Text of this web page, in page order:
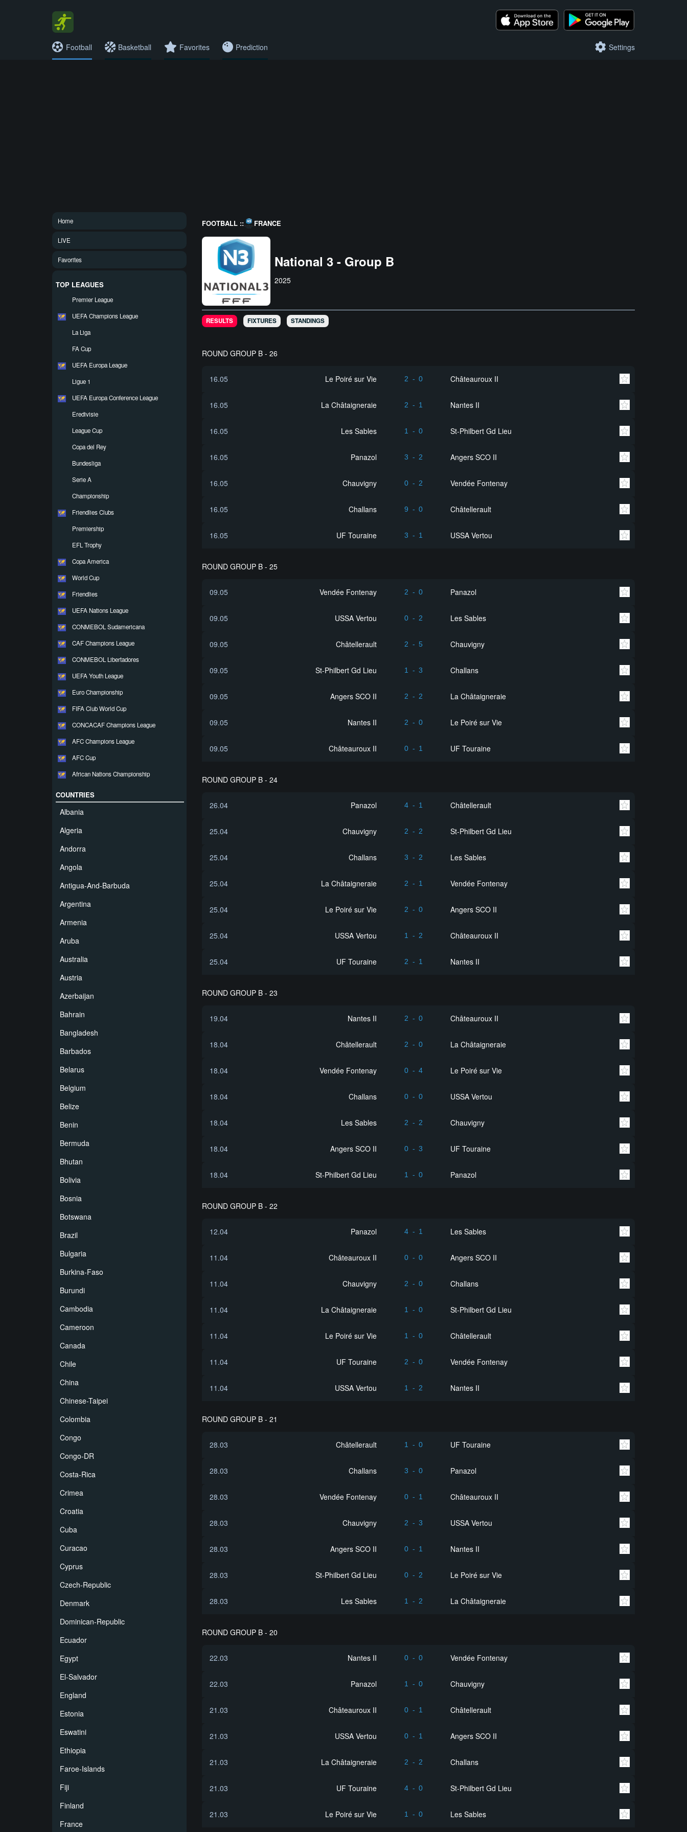
Football Basketball Favorites Prediction Settings
Home
LIVE
Favorites
TOP LEAGUES
Premier League
UEFA Champions League
La Liga
FA Cup
UEFA Europa League
Ligue 1
UEFA Europa Conference League
Eredivisie
League Cup
Copa del Rey
Bundesliga
Serie A
Championship
Friendlies Clubs
Premiership
EFL Trophy
Copa America
World Cup
Friendlies
UEFA Nations League
CONMEBOL Sudamericana
CAF Champions League
CONMEBOL Libertadores
UEFA Youth League
Euro Championship
FIFA Club World Cup
CONCACAF Champions League
AFC Champions League
AFC Cup
African Nations Championship
COUNTRIES
Albania
Algeria
Andorra
Angola
Antigua-And-Barbuda
Argentina
Armenia
Aruba
Australia
Austria
Azerbaijan
Bahrain
Bangladesh
Barbados
Belarus
Belgium
Belize
Benin
Bermuda
Bhutan
Bolivia
Bosnia
Botswana
Brazil
Bulgaria
Burkina-Faso
Burundi
Cambodia
Cameroon
Canada
Chile
China
Chinese-Taipei
Colombia
Congo
Congo-DR
Costa-Rica
Crimea
Croatia
Cuba
Curacao
Cyprus
Czech-Republic
Denmark
Dominican-Republic
Ecuador
Egypt
El-Salvador
England
Estonia
Eswatini
Ethiopia
Faroe-Islands
Fiji
Finland
France
FOOTBALL :: FRANCE
National 3 - Group B
2025
RESULTS FIXTURES STANDINGS
ROUND GROUP B - 26
16.05 Le Poiré sur Vie 2 - 0 Châteauroux II
16.05 La Châtaigneraie 2 - 1 Nantes II
16.05 Les Sables 1 - 0 St-Philbert Gd Lieu
16.05 Panazol 3 - 2 Angers SCO II
16.05 Chauvigny 0 - 2 Vendée Fontenay
16.05 Challans 9 - 0 Châtellerault
16.05 UF Touraine 3 - 1 USSA Vertou
ROUND GROUP B - 25
09.05 Vendée Fontenay 2 - 0 Panazol
09.05 USSA Vertou 0 - 2 Les Sables
09.05 Châtellerault 2 - 5 Chauvigny
09.05 St-Philbert Gd Lieu 1 - 3 Challans
09.05 Angers SCO II 2 - 2 La Châtaigneraie
09.05 Nantes II 2 - 0 Le Poiré sur Vie
09.05 Châteauroux II 0 - 1 UF Touraine
ROUND GROUP B - 24
26.04 Panazol 4 - 1 Châtellerault
25.04 Chauvigny 2 - 2 St-Philbert Gd Lieu
25.04 Challans 3 - 2 Les Sables
25.04 La Châtaigneraie 2 - 1 Vendée Fontenay
25.04 Le Poiré sur Vie 2 - 0 Angers SCO II
25.04 USSA Vertou 1 - 2 Châteauroux II
25.04 UF Touraine 2 - 1 Nantes II
ROUND GROUP B - 23
19.04 Nantes II 2 - 0 Châteauroux II
18.04 Châtellerault 2 - 0 La Châtaigneraie
18.04 Vendée Fontenay 0 - 4 Le Poiré sur Vie
18.04 Challans 0 - 0 USSA Vertou
18.04 Les Sables 2 - 2 Chauvigny
18.04 Angers SCO II 0 - 3 UF Touraine
18.04 St-Philbert Gd Lieu 1 - 0 Panazol
ROUND GROUP B - 22
12.04 Panazol 4 - 1 Les Sables
11.04 Châteauroux II 0 - 0 Angers SCO II
11.04 Chauvigny 2 - 0 Challans
11.04 La Châtaigneraie 1 - 0 St-Philbert Gd Lieu
11.04 Le Poiré sur Vie 1 - 0 Châtellerault
11.04 UF Touraine 2 - 0 Vendée Fontenay
11.04 USSA Vertou 1 - 2 Nantes II
ROUND GROUP B - 21
28.03 Châtellerault 1 - 0 UF Touraine
28.03 Challans 3 - 0 Panazol
28.03 Vendée Fontenay 0 - 1 Châteauroux II
28.03 Chauvigny 2 - 3 USSA Vertou
28.03 Angers SCO II 0 - 1 Nantes II
28.03 St-Philbert Gd Lieu 0 - 2 Le Poiré sur Vie
28.03 Les Sables 1 - 2 La Châtaigneraie
ROUND GROUP B - 20
22.03 Nantes II 0 - 0 Vendée Fontenay
22.03 Panazol 1 - 0 Chauvigny
21.03 Châteauroux II 0 - 1 Châtellerault
21.03 USSA Vertou 0 - 1 Angers SCO II
21.03 La Châtaigneraie 2 - 2 Challans
21.03 UF Touraine 4 - 0 St-Philbert Gd Lieu
21.03 Le Poiré sur Vie 1 - 0 Les Sables